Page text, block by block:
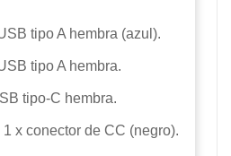
tipo A hembra (azul).
tipo A hembra.
tipo-C hembra.
x conector de CC (negro).